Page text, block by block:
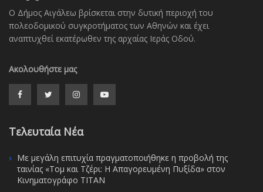
Ο Δήμος Αιγάλεω βρίσκεται στην δυτική περιοχή του
πολεοδομικού συγκροτήματος των Αθηνών και έχει
αναπτυχθεί εκατέρωθεν της αρχαίας Ιεράς Οδού.
Ακολουθήστε μας
Τελευταία Νέα
Με μεγάλη επιτυχία πραγματοποιήθηκε η προβολή της
ταινίας «Τομ και Τζέρι: Η Απαγορευμένη Πυξίδα» στον
Κινηματογράφο ΤΙΤΑΝ